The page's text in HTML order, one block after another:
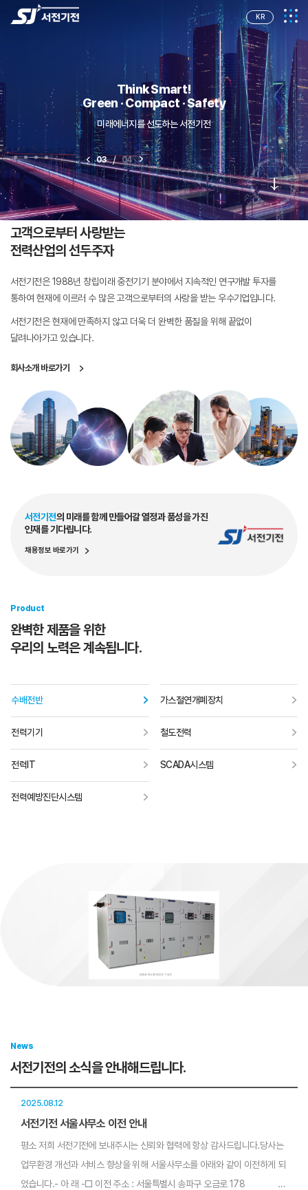
KR
Think Smart!
Green · Compact · Safety
미래에너지를 선도하는 서전기전
03 / 04
Think Smart!
Green · Compact · Safety
미래에너지를 선도하는 서전기전
03 / 04
Think Smart!
Green · Compact · Safety
미래에너지를 선도하는 서전기전
03 / 04
Think Smart!
Green · Compact · Safety
미래에너지를 선도하는 서전기전
03 / 04
SINCE1988
고객으로부터 사랑받는
전력산업의 선두주자
서전기전은 1988년 창립이래 중전기기 분야에서 지속적인 연구개발 투자를
통하여 현재에 이르러 수 많은 고객으로부터의 사랑을 받는 우수기업입니다.
서전기전은 현재에 만족하지 않고 더욱 더 완벽한 품질을 위해 끝없이
달려나아가고 있습니다.
회사소개 바로가기
서전기전의 미래를 함께 만들어갈 열정과 품성을 가진
인재를 기다립니다.
채용정보 바로가기
Product
완벽한 제품을 위한
우리의 노력은 계속됩니다.
수배전반 가스절연개폐장치
전력기기 철도전력
전력IT SCADA시스템
전력예방진단시스템
News
서전기전의 소식을 안내해드립니다.
2025.08.12
서전기전 서울사무소 이전 안내
평소 저희 서전기전에 보내주시는 신뢰와 협력에 항상 감사드립니다.당사는
업무환경 개선과 서비스 향상을 위해 서울사무소를 아래와 같이 이전하게 되
었습니다.- 아 래 -□ 이전 주소 : 서울특별시 송파구 오금로 178